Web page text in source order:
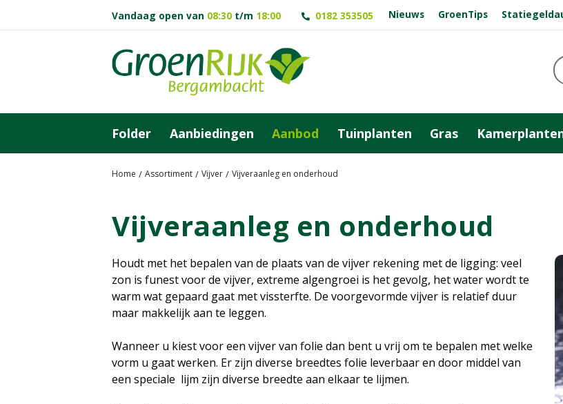
t
Home Assortiment Vijver Vijveraanleg en onderhoud
Vandaag open van 08:30 t/m 18:00 0182 353505 Nieuws GroenTips
Folder Aanbiedingen Aanbod Tuinplanten Gras
Vijveraanleg en onderhoud
Houdt met het bepalen van de plaats van de vijver rekening met de ligging: veel
zon is funest voor de vijver, extreme algengroei is het gevolg, het water wordt te
warm wat gepaard gaat met vissterfte. De voorgevormde vijver is relatief duur
maar makkelijk aan te leggen.
Wanneer u kiest voor een vijver van folie dan bent u vrij om te bepalen met welke
vorm u gaat werken. Er zijn diverse breedtes folie leverbaar en door middel van
een speciale lijm zijn diverse breedte aan elkaar te lijmen.